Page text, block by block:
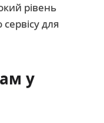
рівень
для
у